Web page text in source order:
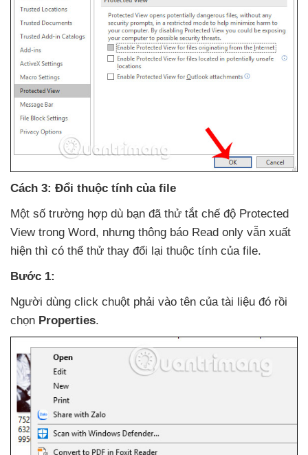
Cách 3: Đổi thuộc tính của file
Một số trường hợp dù bạn đã thử tắt chế độ Protected
View trong Word, nhưng thông báo Read only vẫn xuất
hiện thì có thể thử thay đổi lại thuộc tính của file.
Bước 1:
Người dùng click chuột phải vào tên của tài liệu đó rồi
chọn Properties.